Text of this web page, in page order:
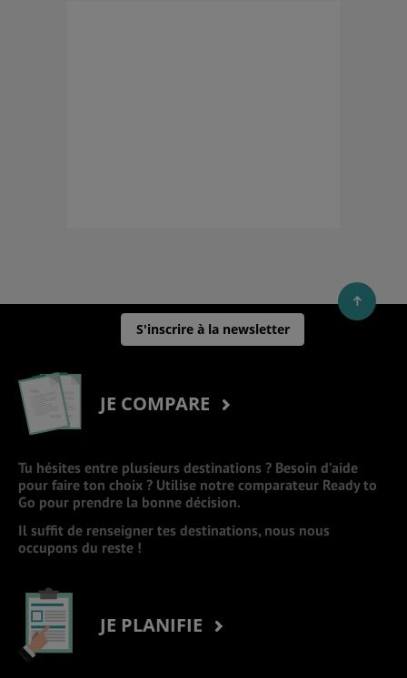
S'inscrire à la newsletter
JE COMPARE
Tu hésites entre plusieurs destinations ? Besoin d’aide
pour faire ton choix ? Utilise notre comparateur Ready to
Go pour prendre la bonne décision.
Il suffit de renseigner tes destinations, nous nous
occupons du reste !
JE PLANIFIE